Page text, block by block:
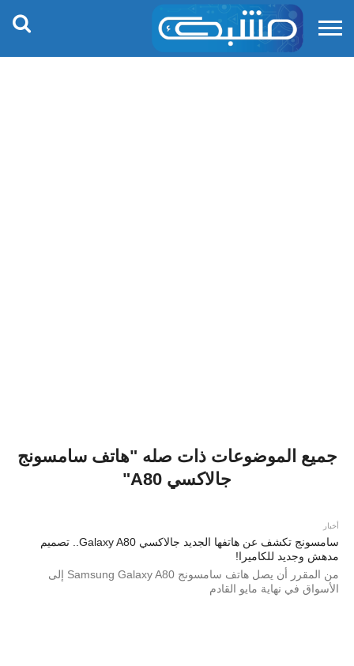
جميع الموضوعات ذات صله "هاتف سامسونج
جالاكسي A80"
أخبار
سامسونج تكشف عن هاتفها الجديد جالاكسي Galaxy A80.. تصميم
مدهش وجديد للكاميرا!
من المقرر أن يصل هاتف سامسونج Samsung Galaxy A80 إلى
الأسواق في نهاية مايو القادم